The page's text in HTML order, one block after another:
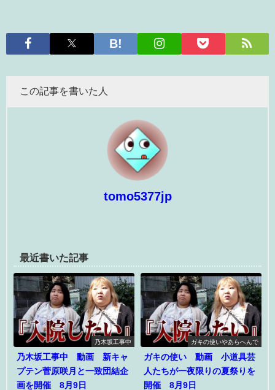
この記事を書いた人
tomo5377jp
最近書いた記事
乃木坂工事中
乃木坂工事中 動画 新キャ
プテン菅原咲月と一致団結企
画を開催 8月9日
ガキの使いやあらへんで
ガキの使い 動画 小道具芸
人たちが一夜限りの夏祭りを
開催 8月9日